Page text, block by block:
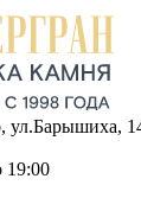
19:00